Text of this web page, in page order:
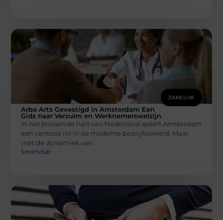
ZAKELIJK
Arbo Arts Gevestigd in Amsterdam Een
Gids naar Verzuim en Werknemerswelzijn
In het bruisende hart van Nederland speelt Amsterdam
een centrale rol in de moderne bedrijfswereld. Maar
met de dynamiek van
Smartclub